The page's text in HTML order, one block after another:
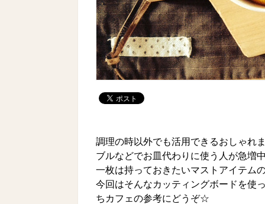
調理の時以外でも活用できるおしゃれ
ブルなどでお皿代わりに使う人が急増
一枚は持っておきたいマストアイテム
今回はそんなカッティングボードを使
ちカフェの参考にどうぞ☆